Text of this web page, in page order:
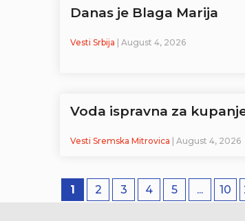
Danas je Blaga Marija
Vesti Srbija | August 4, 2026
Voda ispravna za
Vesti Sremska Mitrovica | August 4, 2026
1 2 3 4 5 ... 10